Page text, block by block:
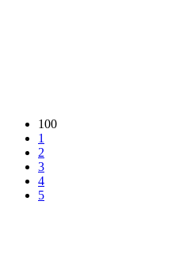
100
1
2
3
4
5